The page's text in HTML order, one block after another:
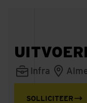
Infra
SOLLICITEER